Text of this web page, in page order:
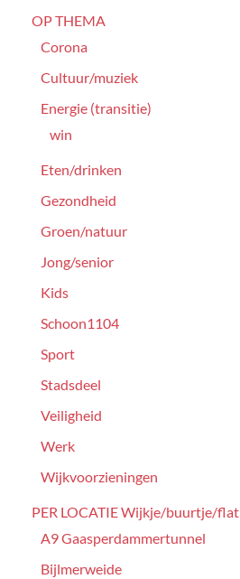
OP THEMA
Corona
Cultuur/muziek
Energie (transitie)
win
Eten/drinken
Gezondheid
Groen/natuur
Jong/senior
Kids
Schoon1104
Sport
Stadsdeel
Veiligheid
Werk
Wijkvoorzieningen
PER LOCATIE Wijkje/buurtje/flat
A9 Gaasperdammertunnel
Bijlmerweide